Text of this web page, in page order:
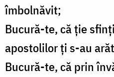
îmbolnăvit;
Bucură-te, că ţie
apostolilor ţi s-au
Bucură-te, că prin